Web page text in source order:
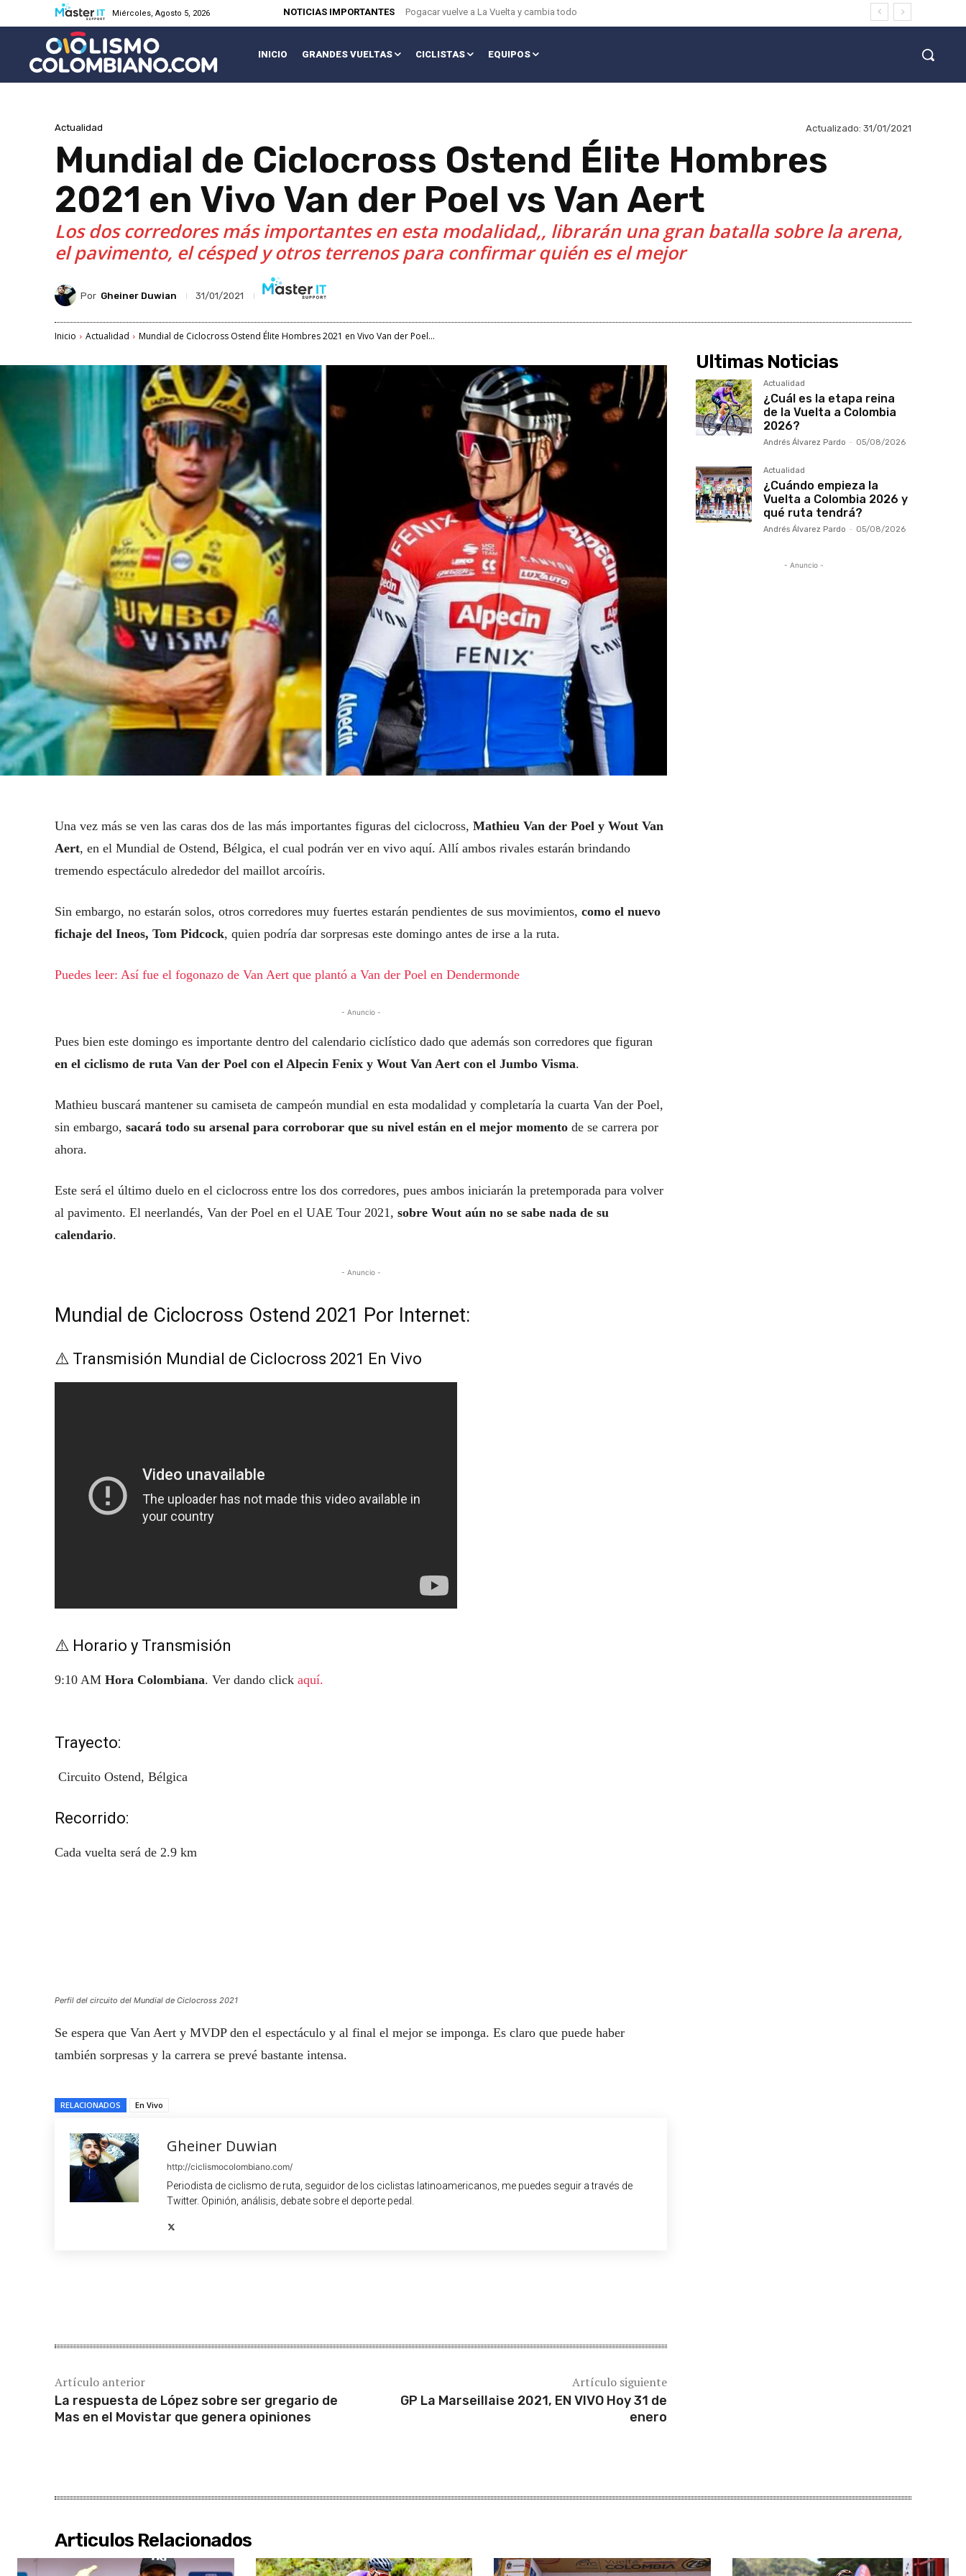
Miércoles, Agosto 5, 2026 NOTICIAS IMPORTANTES Pogacar vuelve a La Vuelta y cambia todo
INICIO GRANDES VUELTAS CICLISTAS EQUIPOS
Actualidad Actualizado: 31/01/2021
Mundial de Ciclocross Ostend Élite Hombres
2021 en Vivo Van der Poel vs Van Aert
Los dos corredores más importantes en esta modalidad,, librarán una gran batalla sobre la arena,
el pavimento, el césped y otros terrenos para confirmar quién es el mejor
Por Gheiner Duwian 31/01/2021
Inicio Actualidad Mundial de Ciclocross Ostend Élite Hombres 2021 en Vivo Van der Poel...
Una vez más se ven las caras dos de las más importantes figuras del ciclocross, Mathieu Van der Poel y Wout Van
Aert, en el Mundial de Ostend, Bélgica, el cual podrán ver en vivo aquí. Allí ambos rivales estarán brindando
tremendo espectáculo alrededor del maillot arcoíris.
Sin embargo, no estarán solos, otros corredores muy fuertes estarán pendientes de sus movimientos, como el nuevo
fichaje del Ineos, Tom Pidcock, quien podría dar sorpresas este domingo antes de irse a la ruta.
Puedes leer: Así fue el fogonazo de Van Aert que plantó a Van der Poel en Dendermonde
- Anuncio -
Pues bien este domingo es importante dentro del calendario ciclístico dado que además son corredores que figuran
en el ciclismo de ruta Van der Poel con el Alpecin Fenix y Wout Van Aert con el Jumbo Visma.
Mathieu buscará mantener su camiseta de campeón mundial en esta modalidad y completaría la cuarta Van der Poel,
sin embargo, sacará todo su arsenal para corroborar que su nivel están en el mejor momento de se carrera por
ahora.
Este será el último duelo en el ciclocross entre los dos corredores, pues ambos iniciarán la pretemporada para volver
al pavimento. El neerlandés, Van der Poel en el UAE Tour 2021, sobre Wout aún no se sabe nada de su
calendario.
- Anuncio -
Mundial de Ciclocross Ostend 2021 Por Internet:
⚠️ Transmisión Mundial de Ciclocross 2021 En Vivo
⚠️ Horario y Transmisión
9:10 AM Hora Colombiana. Ver dando click aquí.
Trayecto:
Circuito Ostend, Bélgica
Recorrido:
Cada vuelta será de 2.9 km
Perfil del circuito del Mundial de Ciclocross 2021
Se espera que Van Aert y MVDP den el espectáculo y al final el mejor se imponga. Es claro que puede haber
también sorpresas y la carrera se prevé bastante intensa.
RELACIONADOS En Vivo
Gheiner Duwian
http://ciclismocolombiano.com/
Periodista de ciclismo de ruta, seguidor de los ciclistas latinoamericanos, me puedes seguir a través de
Twitter. Opinión, análisis, debate sobre el deporte pedal.
Artículo anterior
La respuesta de López sobre ser gregario de
Mas en el Movistar que genera opiniones
Artículo siguiente
GP La Marseillaise 2021, EN VIVO Hoy 31 de
enero
Ultimas Noticias
Actualidad
¿Cuál es la etapa reina
de la Vuelta a Colombia
2026?
Andrés Álvarez Pardo - 05/08/2026
Actualidad
¿Cuándo empieza la
Vuelta a Colombia 2026 y
qué ruta tendrá?
Andrés Álvarez Pardo - 05/08/2026
- Anuncio -
Articulos Relacionados